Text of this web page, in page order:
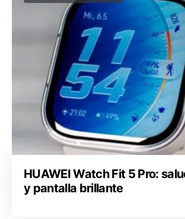
HUAWEI Watch Fit 5 Pro:
y pantalla brillante